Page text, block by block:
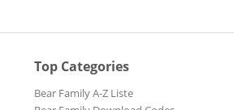
Top Categories
Bear Family A-Z Liste